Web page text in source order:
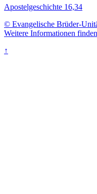
Apostelgeschichte 16,34
© Evangelische Brüder-
Weitere Informationen
↑